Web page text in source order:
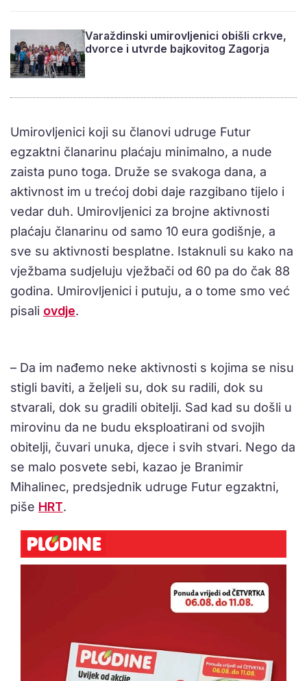
Varaždinski umirovljenici obišli crkve,
dvorce i utvrde bajkovitog Zagorja
Umirovljenici koji su članovi udruge Futur
egzaktni članarinu plaćaju minimalno, a nude
zaista puno toga. Druže se svakoga dana, a
aktivnost im u trećoj dobi daje razgibano tijelo i
vedar duh. Umirovljenici za brojne aktivnosti
plaćaju članarinu od samo 10 eura godišnje, a
sve su aktivnosti besplatne. Istaknuli su kako na
vježbama sudjeluju vježbači od 60 pa do čak 88
godina. Umirovljenici i putuju, a o tome smo već
pisali ovdje.
– Da im nađemo neke aktivnosti s kojima se nisu
stigli baviti, a željeli su, dok su radili, dok su
stvarali, dok su gradili obitelji. Sad kad su došli u
mirovinu da ne budu eksploatirani od svojih
obitelji, čuvari unuka, djece i svih stvari. Nego da
se malo posvete sebi, kazao je Branimir
Mihalinec, predsjednik udruge Futur egzaktni,
piše HRT.